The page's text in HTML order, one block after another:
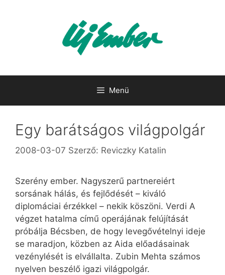
Menü
Egy barátságos világpolgár
2008-03-07 Szerző: Reviczky Katalin
Szerény ember. Nagyszerű partnereiért
sorsának hálás, és fejlődését – kiváló
diplomáciai érzékkel – nekik köszöni. Verdi A
végzet hatalma című operájának felújítását
próbálja Bécsben, de hogy levegővételnyi ideje
se maradjon, közben az Aida előadásainak
vezénylését is elvállalta. Zubin Mehta számos
nyelven beszélő igazi világpolgár.